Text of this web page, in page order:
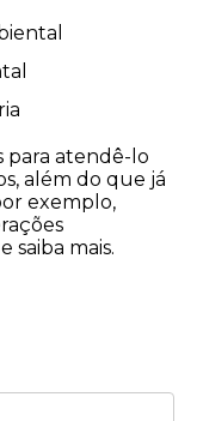
para atendê-lo
além do que já
exemplo,
saiba mais.